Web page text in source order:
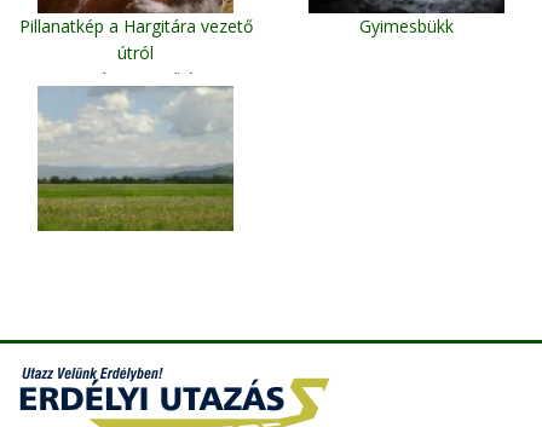
Pillanatkép a Hargitára vezető
útról
Hargitára vezető úton
2005.08.04-én
Gyimesbükk